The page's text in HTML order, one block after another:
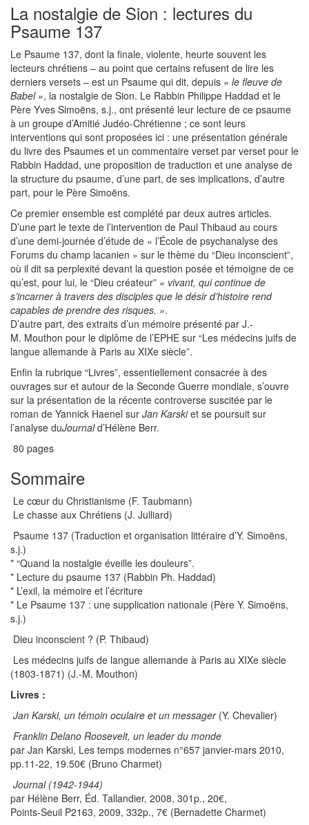
La nostalgie de Sion : lectures du
Psaume 137
Le Psaume 137, dont la finale, violente, heurte souvent les
lecteurs chrétiens – au point que certains refusent de lire les
derniers versets – est un Psaume qui dit, depuis « le fleuve de
Babel », la nostalgie de Sion. Le Rabbin Philippe Haddad et le
Père Yves Simoëns, s.j., ont présenté leur lecture de ce psaume
à un groupe d’Amitié Judéo-Chrétienne ; ce sont leurs
interventions qui sont proposées ici : une présentation générale
du livre des Psaumes et un commentaire verset par verset pour le
Rabbin Haddad, une proposition de traduction et une analyse de
la structure du psaume, d’une part, de ses implications, d’autre
part, pour le Père Simoëns.
Ce premier ensemble est complété par deux autres articles.
D’une part le texte de l’intervention de Paul Thibaud au cours
d’une demi-journée d’étude de « l’École de psychanalyse des
Forums du champ lacanien » sur le thème du “Dieu inconscient”,
où il dit sa perplexité devant la question posée et témoigne de ce
qu’est, pour lui, le “Dieu créateur” « vivant, qui continue de
s’incarner à travers des disciples que le désir d’histoire rend
capables de prendre des risques. ».
D’autre part, des extraits d’un mémoire présenté par J.-
M. Mouthon pour le diplôme de l’EPHE sur “Les médecins juifs de
langue allemande à Paris au XIXe siècle”.
Enfin la rubrique “Livres”, essentiellement consacrée à des
ouvrages sur et autour de la Seconde Guerre mondiale, s’ouvre
sur la présentation de la récente controverse suscitée par le
roman de Yannick Haenel sur Jan Karskiet se poursuit sur
l’analyse duJournald’Hélène Berr.
80 pages
Sommaire
Le cœur du Christianisme (F. Taubmann)
Le chasse aux Chrétiens (J. Julliard)
Psaume 137 (Traduction et organisation littéraire d’Y. Simoëns,
s.j.)
* “Quand la nostalgie éveille les douleurs”.
* Lecture du psaume 137 (Rabbin Ph. Haddad)
* L’exil, la mémoire et l’écriture
* Le Psaume 137 : une supplication nationale (Père Y. Simoëns,
s.j.)
Dieu inconscient ? (P. Thibaud)
Les médecins juifs de langue allemande à Paris au XIXe siècle
(1803-1871) (J.-M. Mouthon)
Livres :
Jan Karski, un témoin oculaire et un messager(Y. Chevalier)
Franklin Delano Roosevelt, un leader du monde
par Jan Karski, Les temps modernes n°657 janvier-mars 2010,
pp.11-22, 19.50€ (Bruno Charmet)
Journal (1942-1944)
par Hélène Berr, Éd. Tallandier, 2008, 301p., 20€,
Points-Seuil P2163, 2009, 332p., 7€ (Bernadette Charmet)